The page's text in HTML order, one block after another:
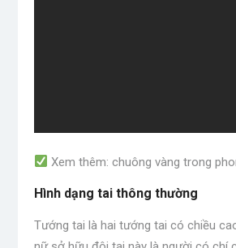
* Tất cả về các vị tướng u0026 Góc
các vị tướng | Xem Champion Have
https://www.youtube.com/
Nghèo Khổ (P1) https://
v=pA39pL1CHuAu0026t=12s
* Xem Tướng Mũi Trong 3 Giây Biết
Xem thêm: chuông vàng trong
Hình dạng tai thông thường
Tướng tai là hai tướng tai có chiều